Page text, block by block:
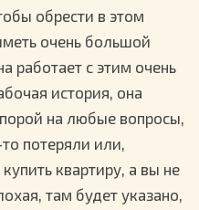
обрести в этом
очень большой
работает с этим очень
история, она
на любые вопросы,
потеряли или,
квартиру, а вы не
там будет указано,